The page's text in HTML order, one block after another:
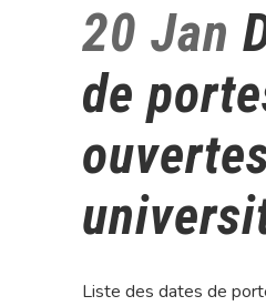
20 Jan
de
Liste des dates de